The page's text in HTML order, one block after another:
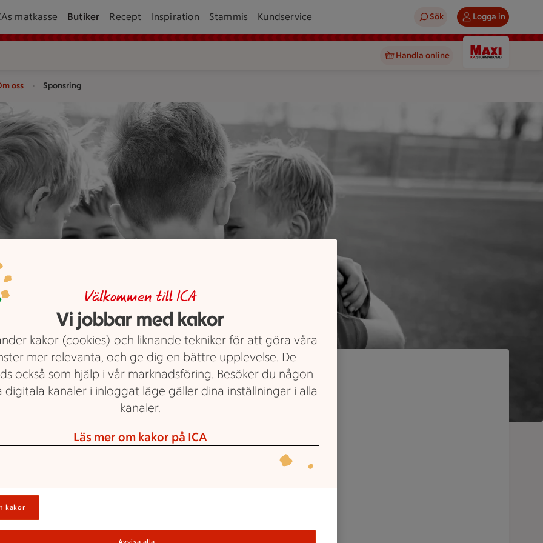
matkasse Butiker Recept Inspiration Stammis Kundservice Sök Logga in
Handla online
oss Sponsring
idrotten i
Sponsring
Maxi Häggvik började hösten 2011 att hjälpa
Välkommen till ICA
Vi jobbar med kakor
kakor (cookies) och liknande tekniker för att göra våra
mer relevanta, och ge dig en bättre upplevelse. De
också som hjälp i vår marknadsföring. Besöker du någon
digitala kanaler i inloggat läge gäller dina inställningar i alla
kanaler.
Läs mer om kakor på ICA
kakor